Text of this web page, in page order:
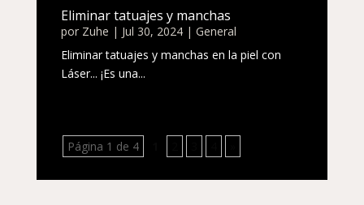
Eliminar tatuajes y manchas
por Zuhe | Jul 30, 2024| General
Eliminar tatuajes y manchas en la piel con
Láser... ¡Es una...
Página 1 de 4